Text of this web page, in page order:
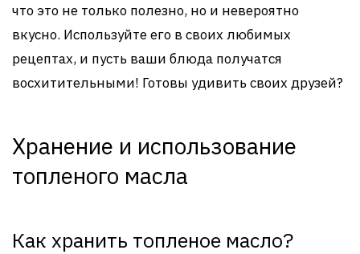
что это не только полезно, но и невероятно
вкусно. Используйте его в своих любимых
рецептах, и пусть ваши блюда получатся
восхитительными! Готовы удивить своих друзей?
Хранение и использование
топленого масла
Как хранить топленое масло?